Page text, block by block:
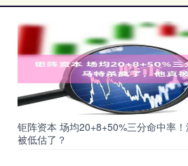
钜阵资本 场均20+8+50%三分命中率
被低估了？